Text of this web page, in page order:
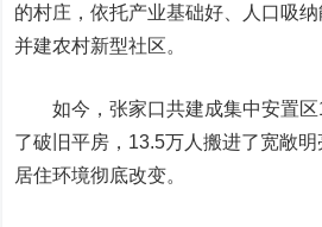
的村庄，依托产业基础好、人口吸
并建农村新型社区。
如今，张家口共建成集中安置区
了破旧平房，13.5万人搬进了宽敞明
居住环境彻底改变。